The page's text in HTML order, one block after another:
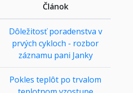
Článok
Dôležitosť poradenstva v
prvých cykloch - rozbor
záznamu pani Janky
Pokles teplôt po trvalom